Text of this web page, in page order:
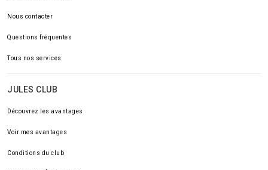
Nous contacter
Questions fréquentes
Tous nos services
JULES CLUB
Découvrez les avantages
Voir mes avantages
Conditions du club